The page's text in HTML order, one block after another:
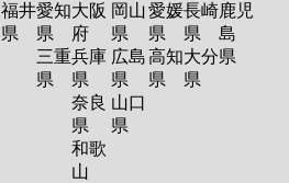
福井
県
愛知
県
三重
県
大阪
府
兵庫
県
奈良
県
和歌
山
岡山
県
広島
県
山口
県
愛媛
県
高知
県
長崎
県
大分
県
鹿児
島
県